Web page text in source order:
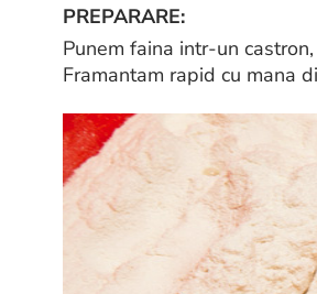
PREPARARE:
Punem faina intr-un
Framantam rapid cu mana